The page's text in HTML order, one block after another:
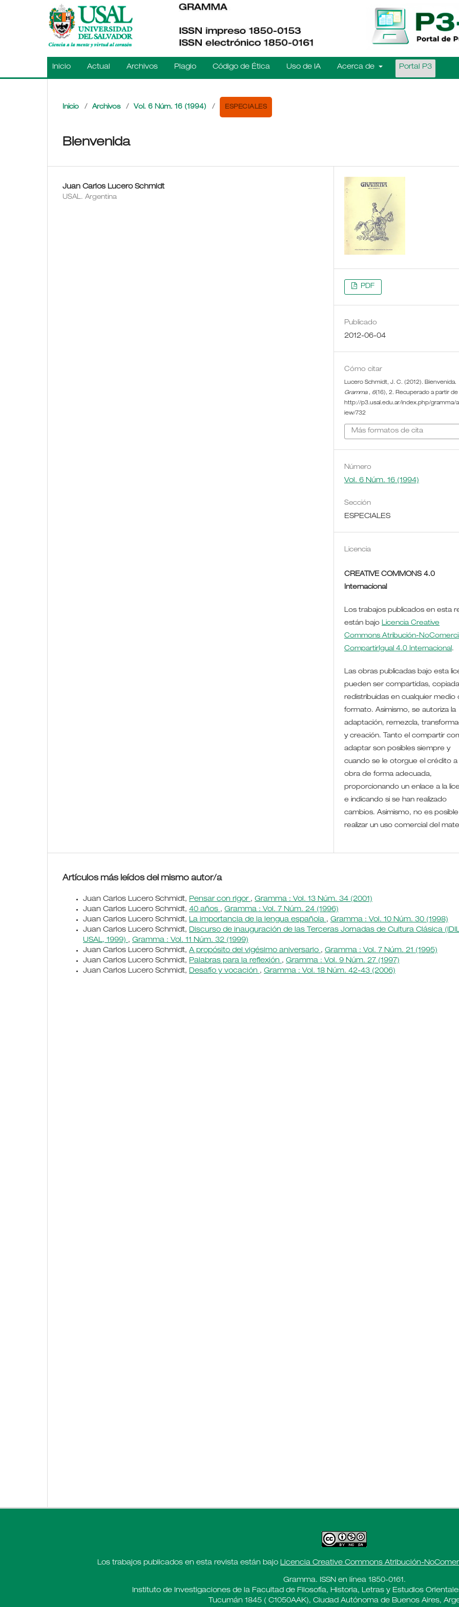
Inicio Actual Archivos Plagio Código de Ética Uso de IA Acerca de Portal P3
Inicio / Archivos / Vol. 6 Núm. 16 (1994) / ESPECIALES
Bienvenida
Juan Carlos Lucero Schmidt
USAL. Argentina
PDF
Publicado
2012-06-04
Cómo citar
Lucero Schmidt, J. C. (2012). Bienvenida.
Gramma , 6(16), 2. Recuperado a partir de
http://p3.usal.edu.ar/index.php/gramma/
iew/732
Más formatos de cita
Número
Vol. 6 Núm. 16 (1994)
Sección
ESPECIALES
Licencia
CREATIVE COMMONS 4.0
Internacional
Los trabajos publicados en esta
están bajoLicencia Creative
Commons Atribución-
CompartirIgual 4.0 Internacional.
Las obras publicadas bajo esta
pueden ser compartidas,
redistribuidas en cualquier medio
formato. Asimismo, se autoriza la
adaptación, remezcla,
y creación. Tanto el compartir
adaptar son posibles siempre y
cuando se le otorgue el crédito a
obra de forma adecuada,
proporcionando un enlace a la
e indicando si se han realizado
cambios. Asimismo, no es posible
realizar un uso comercial del
Artículos más leídos del mismo autor/a
Juan Carlos Lucero Schmidt, Pensar con rigor , Gramma : Vol. 13 Núm. 34 (2001)
Juan Carlos Lucero Schmidt, 40 años , Gramma : Vol. 7 Núm. 24 (1996)
Juan Carlos Lucero Schmidt, La importancia de la lengua española , Gramma : Vol. 10 Núm. 30 (1998)
Juan Carlos Lucero Schmidt, Discurso de inauguración de las Terceras Jornadas de Cultura Clásica
USAL, 1999) , Gramma : Vol. 11 Núm. 32 (1999)
Juan Carlos Lucero Schmidt, A propósito del vigésimo aniversario , Gramma : Vol. 7 Núm. 21 (1995)
Juan Carlos Lucero Schmidt, Palabras para la reflexión , Gramma : Vol. 9 Núm. 27 (1997)
Juan Carlos Lucero Schmidt, Desafío y vocación , Gramma : Vol. 18 Núm. 42-43 (2006)
Los trabajos publicados en esta revista están bajo Licencia Creative Commons Atribución-
Gramma. ISSN en línea 1850-0161.
Instituto de Investigaciones de la Facultad de Filosofía, Historia, Letras y Estudios
Tucumán 1845 ( C1050AAK), Ciudad Autónoma de Buenos Aires,